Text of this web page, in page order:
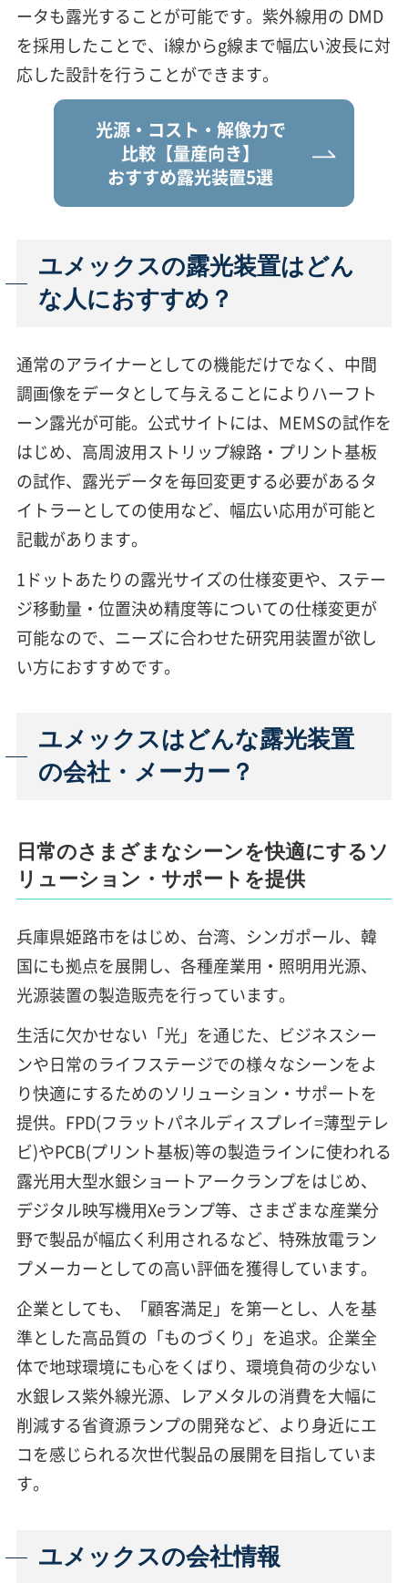
ータも露光することが可能です。紫外線用の DMD
を採用したことで、i線からg線まで幅広い波長に対
応した設計を行うことができます。
光源・コスト・解像力で
比較 【量産向き】
おすすめ露光装置5選
ユメックスの露光装置はどん
な人におすすめ？
通常のアライナーとしての機能だけでなく、中間
調画像をデータとして与えることによりハーフト
ーン露光が可能。公式サイトには、MEMSの試作を
はじめ、高周波用ストリップ線路・プリント基板
の試作、露光データを毎回変更する必要があるタ
イトラーとしての使用など、幅広い応用が可能と
記載があります。
1ドットあたりの露光サイズの仕様変更や、ステー
ジ移動量・位置決め精度等についての仕様変更が
可能なので、ニーズに合わせた研究用装置が欲し
い方におすすめです。
ユメックスはどんな露光装置
の会社・メーカー？
日常のさまざまなシーンを快適にするソ
リューション・サポートを提供
兵庫県姫路市をはじめ、台湾、シンガポール、韓
国にも拠点を展開し、各種産業用・照明用光源、
光源装置の製造販売を行っています。
生活に欠かせない「光」を通じた、ビジネスシー
ンや日常のライフステージでの様々なシーンをよ
り快適にするためのソリューション・サポートを
提供。FPD(フラットパネルディスプレイ=薄型テレ
ビ)やPCB(プリント基板)等の製造ラインに使われる
露光用大型水銀ショートアークランプをはじめ、
デジタル映写機用Xeランプ等、さまざまな産業分
野で製品が幅広く利用されるなど、特殊放電ラン
プメーカーとしての高い評価を獲得しています。
企業としても、「顧客満足」を第一とし、人を基
準とした高品質の「ものづくり」を追求。企業全
体で地球環境にも心をくばり、環境負荷の少ない
水銀レス紫外線光源、レアメタルの消費を大幅に
削減する省資源ランプの開発など、より身近にエ
コを感じられる次世代製品の展開を目指していま
す。
ユメックスの会社情報